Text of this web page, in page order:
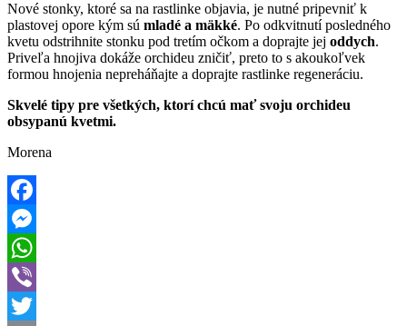
Nové stonky, ktoré sa na rastlinke objavia, je nutné pripevniť k
plastovej opore kým sú mladé a mäkké. Po odkvitnutí posledného
kvetu odstrihnite stonku pod tretím očkom a doprajte jej oddych.
Priveľa hnojiva dokáže orchideu zničiť, preto to s akoukoľvek
formou hnojenia nepreháňajte a doprajte rastlinke regeneráciu.
Skvelé tipy pre všetkých, ktorí chcú mať svoju orchideu
obsypanú kvetmi.
Morena
Facebook
Messenger
WhatsApp
Viber